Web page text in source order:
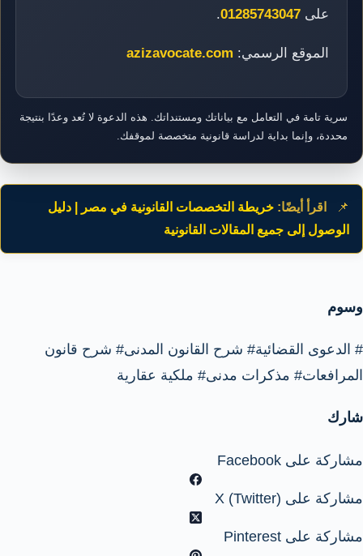
على 01285743047
.
الموقع الرسمي: azizavocate.com
سرية تامة في التعامل مع بياناتك ومستنداتك. هذه الدعوة لا تُعد وعدًا بنتيجة
محددة، وإنما بداية لدراسة قانونية متخصصة لموقفك.
📌 اقرأ أيضًا: خريطة التخصصات القانونية في مصر | دليل
الوصول إلى جميع المقالات القانونية
وسوم
# الدعوى القضائية# شرح القانون المدنى# شرح قانون
المرافعات# مذكرات مدنى# ملكية عقارية
شارك
مشاركة على Facebook
مشاركة على X (Twitter)
مشاركة على Pinterest